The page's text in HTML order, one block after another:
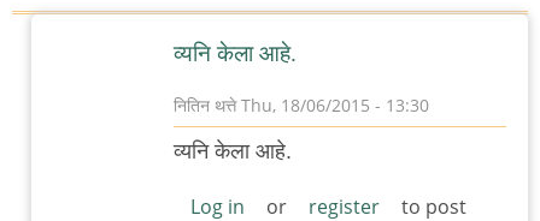
व्यनि केला आहे.
नितिन थत्तेThu, 18/06/2015 - 13:30
व्यनि केला आहे.
Log in or register
to post